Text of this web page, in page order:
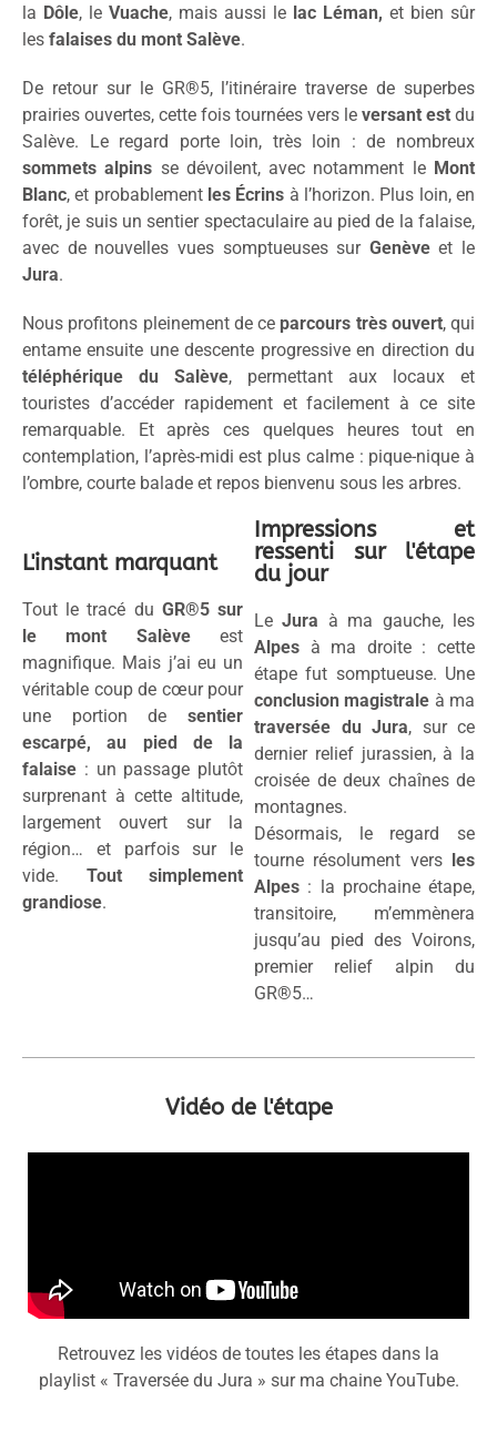
la Dôle, le Vuache, mais aussi le lac Léman, et bien sûr
les falaises du mont Salève.
De retour sur le GR®5, l’itinéraire traverse de superbes
prairies ouvertes, cette fois tournées vers le versant est du
Salève. Le regard porte loin, très loin : de nombreux
sommets alpins se dévoilent, avec notamment le Mont
Blanc, et probablement les Écrins à l’horizon. Plus loin, en
forêt, je suis un sentier spectaculaire au pied de la falaise,
avec de nouvelles vues somptueuses sur Genèveet le
Jura.
Nous profitons pleinement de ce parcours très ouvert, qui
entame ensuite une descente progressive en direction du
téléphérique du Salève, permettant aux locaux et
touristes d’accéder rapidement et facilement à ce site
remarquable. Et après ces quelques heures tout en
contemplation, l’après-midi est plus calme : pique-nique à
l’ombre, courte balade et repos bienvenu sous les arbres.
L'instant marquant
Tout le tracé du GR®5 sur
le mont Salèveest
magnifique. Mais j’ai eu un
véritable coup de cœur pour
une portion de sentier
escarpé, au pied de la
falaise : un passage plutôt
surprenant à cette altitude,
largement ouvert sur la
région… et parfois sur le
vide. Tout simplement
grandiose.
Impressions et
ressenti sur l'étape
du jour
LeJura à ma gauche, les
Alpes à ma droite : cette
étape fut somptueuse. Une
conclusion magistrale à ma
traversée du Jura, sur ce
dernier relief jurassien, à la
croisée de deux chaînes de
montagnes.
Désormais, le regard se
tourne résolument vers les
Alpes : la prochaine étape,
transitoire, m’emmènera
jusqu’au pied des Voirons,
premier relief alpin du
GR®5…
Vidéo de l'étape
Retrouvez les vidéos de toutes les étapes dans la
playlist « Traversée du Jura » sur ma chaine YouTube.